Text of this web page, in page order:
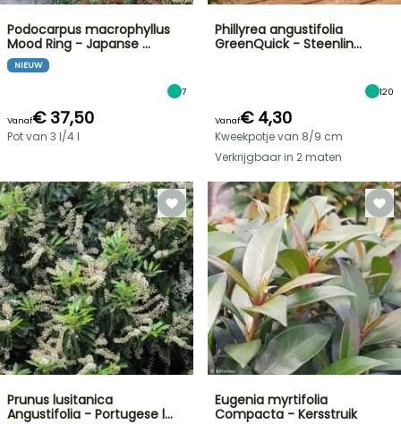
Podocarpus macrophyllus
Mood Ring - Japanse …
NIEUW
7
Vanaf€ 37,50
Pot van 3 l/4 l
Phillyrea angustifolia
GreenQuick - Steenlin…
120
Vanaf€ 4,30
Kweekpotje van 8/9 cm
Verkrijgbaar in 2 maten
Prunus lusitanica
Angustifolia - Portugese l…
Eugenia myrtifolia
Compacta - Kersstruik